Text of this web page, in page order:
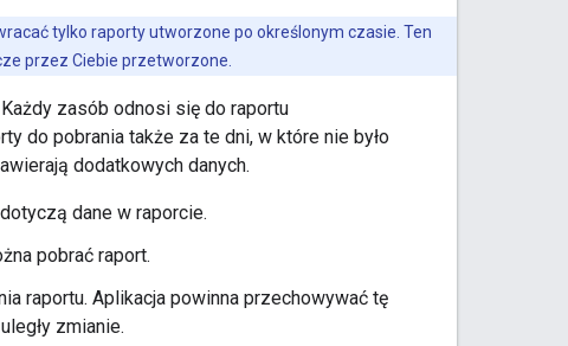
tylko raporty utworzone po określonym czasie. Ten
przez Ciebie przetworzone.
zasób odnosi się do raportu
do pobrania także za te dni, w które nie było
dodatkowych danych.
dane w raporcie.
pobrać raport.
raportu. Aplikacja powinna przechowywać tę
zmianie.